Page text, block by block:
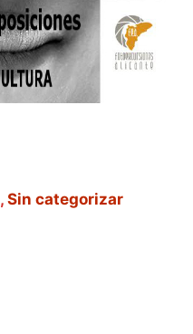
,Sin categorizar